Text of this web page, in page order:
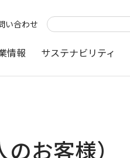
い合わせ
情報 サステナビリティ
お客様）